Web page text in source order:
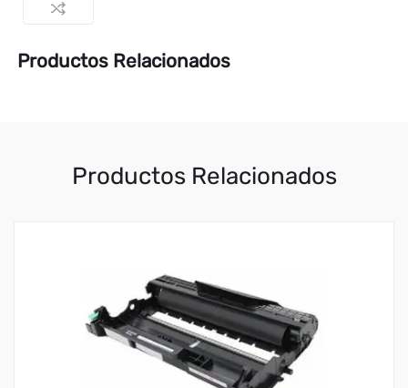
Productos Relacionados
Productos Relacionados